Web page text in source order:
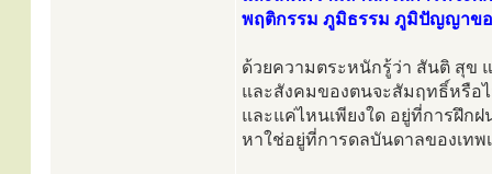
พฤติกรรม ภูมิธรรม ภูมิปัญญาข
ด้วยความตระหนักรู้ว่า สันติ สุข
และสังคมของตนจะสัมฤทธิ์หรือ
และแค่ไหนเพียงใด อยู่ที่การฝึก
หาใช่อยู่ที่การดลบันดาลของเทพ